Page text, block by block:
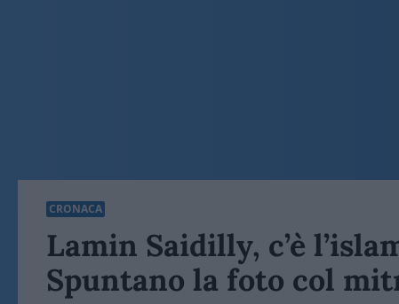
CRONACA
Lamin Saidilly, c’è
Spuntano la foto col